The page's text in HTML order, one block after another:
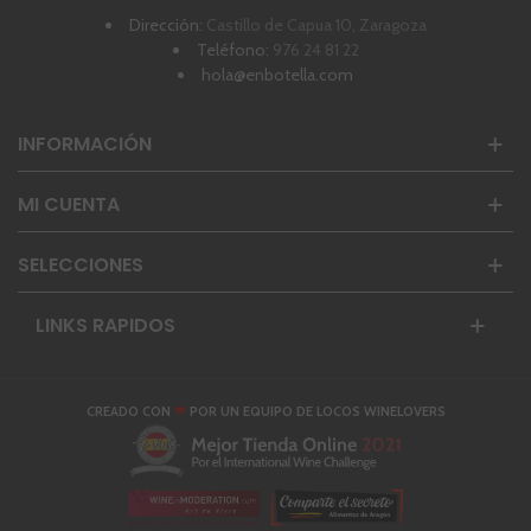
Dirección: Castillo de Capua 10, Zaragoza
Teléfono: 976 24 81 22
hola@enbotella.com
INFORMACIÓN
MI CUENTA
SELECCIONES
LINKS RAPIDOS
CREADO CON ❤POR UN EQUIPO DE LOCOS WINELOVERS